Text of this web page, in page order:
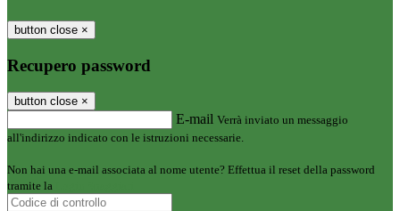
button close ×
Recupero password
button close ×
E-mail Verrà inviato un messaggio
all'indirizzo indicato con le istruzioni necessarie.
Non hai una e-mail associata al nome utente? Effettua il reset della password
tramite la